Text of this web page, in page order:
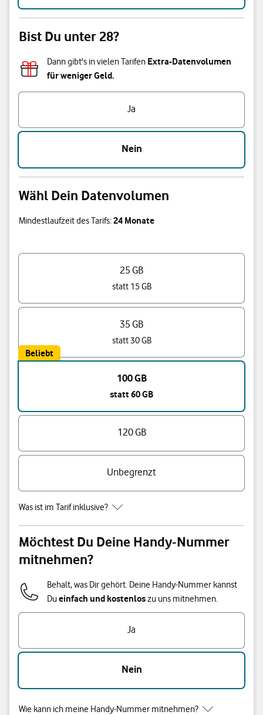
Bist Du unter 28?
Dann gibt's in vielen Tarifen Extra-Datenvolumen
für weniger Geld.
Bist Du unter 28?
Ja
Nein
Wähl Dein Datenvolumen
Mindestlaufzeit des Tarifs:24 Monate
Wähl Dein Datenvolumen
25 GB
statt 15 GB
35 GB
statt 30 GB
Beliebt
100 GB
statt 60 GB
120 GB
Unbegrenzt
Was ist im Tarif inklusive?
Möchtest Du Deine Handy-Nummer
mitnehmen?
Behalt, was Dir gehört. Deine Handy-Nummer kannst
Dueinfach und kostenloszu uns mitnehmen.
Ja
Nein
Wie kann ich meine Handy-Nummer mitnehmen?